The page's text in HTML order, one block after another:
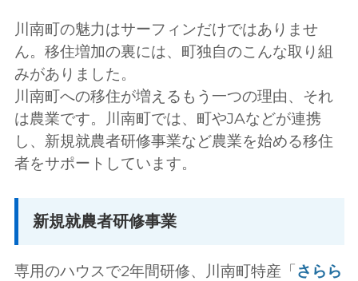
川南町の魅力はサーフィンだけではありませ
ん。移住増加の裏には、町独自のこんな取り組
みがありました。
川南町への移住が増えるもう一つの理由、それ
は農業です。川南町では、町やJAなどが連携
し、新規就農者研修事業など農業を始める移住
者をサポートしています。
新規就農者研修事業
専用のハウスで2年間研修、川南町特産「さらら